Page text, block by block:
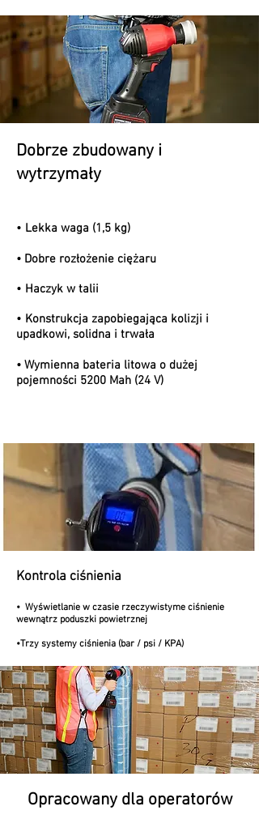
Dobrze zbudowany i
wytrzymały
• Lekka waga (1,5 kg)
• Dobre rozłożenie ciężaru
• Haczyk w talii
• Konstrukcja zapobiegająca kolizji i
upadkowi, solidna i trwała
• Wymienna bateria litowa o dużej
pojemności 5200 Mah (24 V)
Kontrola ciśnienia
• Wyświetlanie w czasie rzeczywistyme ciśnienie
wewnątrz poduszki powietrznej
•Trzy systemy ciśnienia (bar / psi / KPA)
Opracowany dla operatorów